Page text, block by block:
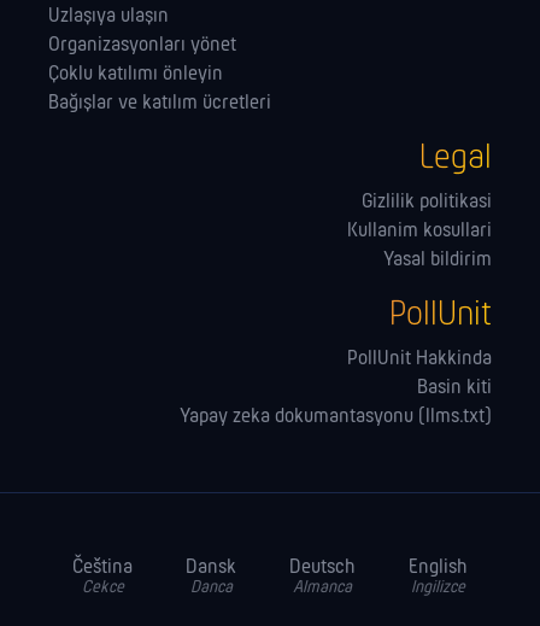
Uzlaşıya ulaşın
Organizasyonları yönet
Çoklu katılımı önleyin
Bağışlar ve katılım ücretleri
Legal
Gizlilik politikasi
Kullanim kosullari
Yasal bildirim
PollUnit
PollUnit Hakkinda
Basin kiti
Yapay zeka dokumantasyonu (llms.txt)
Čeština
Cekce
Dansk
Danca
Deutsch
Almanca
English
Ingilizce